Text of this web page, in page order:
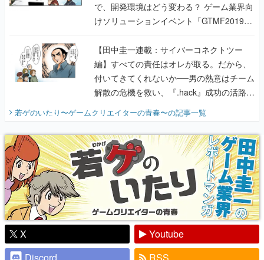
で、開発環境はどう変わる？ ゲーム業界向
けソリューションイベント「GTMF2019」
に行って、より理解を深めよう【PR】
【田中圭一連載：サイバーコネクトツー
編】すべての責任はオレが取る。だから、
付いてきてくれないか──男の熱意はチーム
解散の危機を救い、『.hack』成功の活路を
開く。業界の快男児・松山 洋に流れる血は
『少年ジャンプ』色だった【若ゲのいた
り】
若ゲのいたり〜ゲームクリエイターの青春〜の記事一覧
X
Youtube